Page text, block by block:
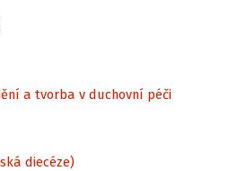
a tvorba v duchovní péči
diecéze)